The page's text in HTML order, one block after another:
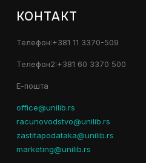
КОНТАКТ
Телефон:+381 11 3370-509
Телефон2:+381 60 3370 500
Е-пошта
office@unilib.rs
racunovodstvo@unilib.rs
zastitapodataka@unilib.rs
marketing@unilib.rs